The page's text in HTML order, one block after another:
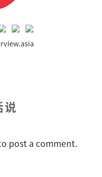
说
post a comment.